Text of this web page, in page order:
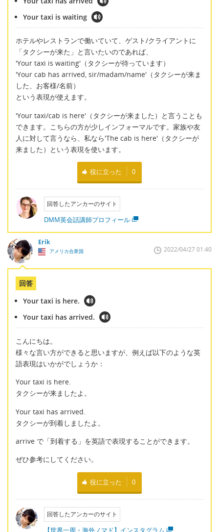
Your taxi is waiting
ホテルやレストランで働いていて、ゲスト/クライアントに
「タクシーが来た」と言いたいのであれば、
'Your taxi is waiting'（タクシーが待っています）
'Your cab has arrived, sir/madam/name'（タクシーが来ま
した、お客様/名前）
という表現が使えます。
'Your taxi/cab is here'（タクシーが来ました）と言うことも
できます。こちらの方が少しインフォーマルです。家族や友
人に対して言うなら、私なら'The cab is here'（タクシーが
来ました）という表現を使います。
役に立った 0
回答したアンカーのサイト
DMM英会話講師プロフィール
Erik
アメリカ合衆国 2022/04/27 01:40
回答
Your taxi is here.
Your taxi has arrived.
こんにちは。
様々な言い方ができると思いますが、例えば以下のような英
語表現はいかがでしょうか：
Your taxi is here.
タクシーが来ましたよ。
Your taxi has arrived.
タクシーが到着しましたよ。
arrive で「到着する」を英語で表現することができます。
ぜひ参考にしてください。
役に立った 0
回答したアンカーのサイト
【世界一周・海外ノマド】インスタグラム